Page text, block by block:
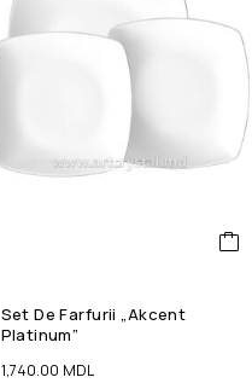
Set De Farfurii „Akcent
Platinum”
1,740.00 MDL